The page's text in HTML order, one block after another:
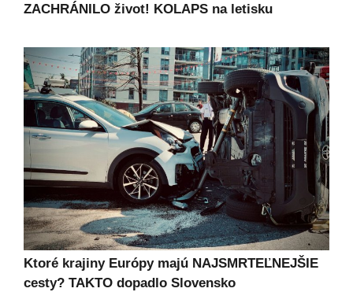
ZACHRÁNILO život! KOLAPS na letisku
Ktoré krajiny Európy majú NAJSMRTEĽNEJŠIE
cesty? TAKTO dopadlo Slovensko